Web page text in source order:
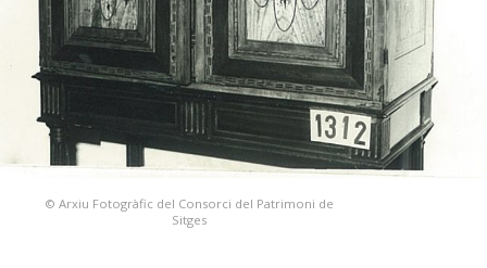
© Arxiu Fotogràfic del Consorci del Patrimoni de
Sitges